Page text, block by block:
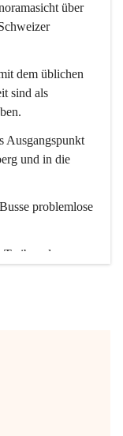
über
dem üblichen
sind als
Ausgangspunkt
und in die
problemlose
der